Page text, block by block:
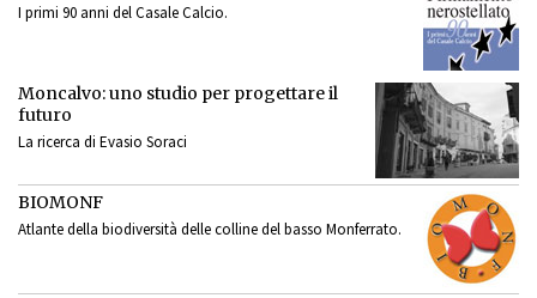
I primi 90 anni del Casale Calcio.
Moncalvo: uno studio per progettare il
futuro
La ricerca di Evasio Soraci
BIOMONF
Atlante della biodiversità delle colline del basso Monferrato.